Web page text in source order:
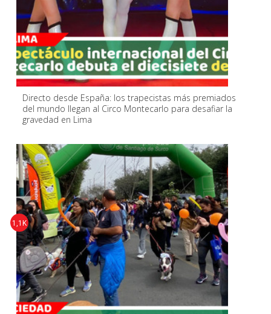
Directo desde España: los trapecistas más premiados
del mundo llegan al Circo Montecarlo para desafiar la
gravedad en Lima
1,1K